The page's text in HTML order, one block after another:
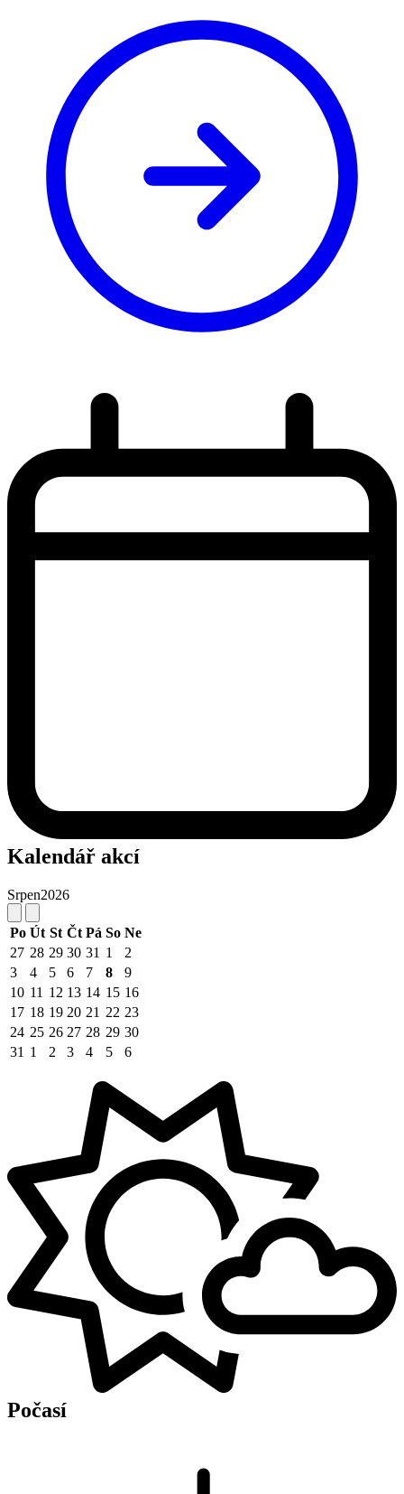
Kalendář akcí
Srpen2026
Po Út St Čt Pá So Ne
27 28 29 30 31 1
2
3
4 5 6 7 8
9
10 11 12 13 14 15 16
17 18 19 20 21 22 23
24 25 26 27 28 29 30
31 1 2 3 4 5 6
Počasí